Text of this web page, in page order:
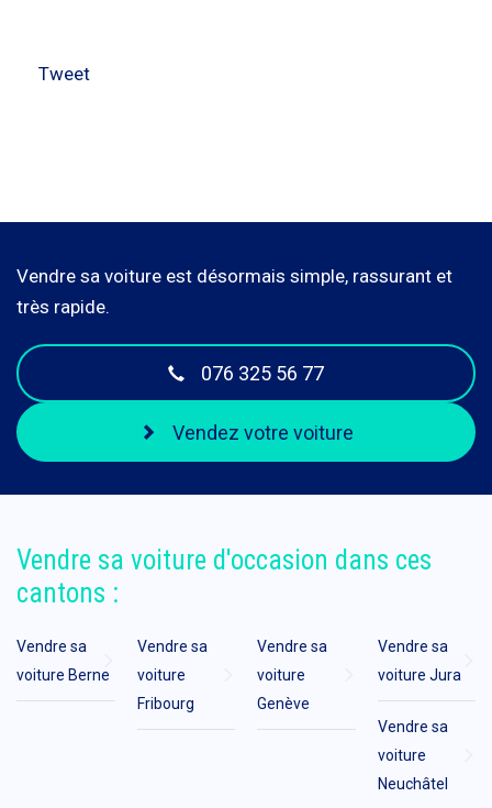
Tweet
Vendre sa voiture est désormais simple, rassurant et
très rapide.
076 325 56 77
Vendez votre voiture
Vendre sa voiture d'occasion dans ces
cantons :
Vendre sa
voiture Berne
Vendre sa
voiture
Fribourg
Vendre sa
voiture
Genève
Vendre sa
voiture Jura
Vendre sa
voiture
Neuchâtel